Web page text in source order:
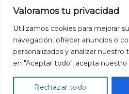
Valoramos tu privacidad
Utilizamos cookies para mejorar
navegación, ofrecer anuncios o
personalizados y analizar nuestro
en "Aceptar todo", acepta nuestro
Rechazar todo
Alfombras turcas
Alfombras patchwork
Cojines Kilim
Bolsos kilim